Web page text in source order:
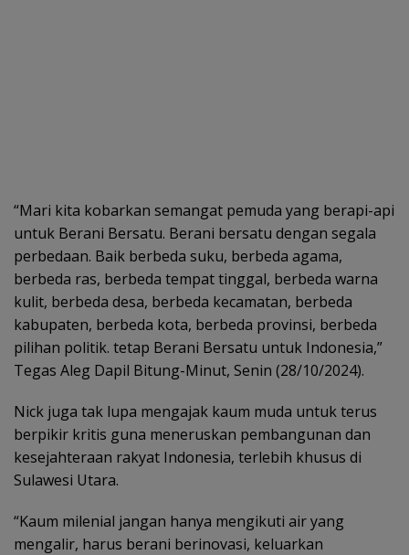
“Mari kita kobarkan semangat pemuda yang berapi-api
untuk Berani Bersatu. Berani bersatu dengan segala
perbedaan. Baik berbeda suku, berbeda agama,
berbeda ras, berbeda tempat tinggal, berbeda warna
kulit, berbeda desa, berbeda kecamatan, berbeda
kabupaten, berbeda kota, berbeda provinsi, berbeda
pilihan politik. tetap Berani Bersatu untuk Indonesia,”
Tegas Aleg Dapil Bitung-Minut, Senin (28/10/2024).
Nick juga tak lupa mengajak kaum muda untuk terus
berpikir kritis guna meneruskan pembangunan dan
kesejahteraan rakyat Indonesia, terlebih khusus di
Sulawesi Utara.
“Kaum milenial jangan hanya mengikuti air yang
mengalir, harus berani berinovasi, keluarkan